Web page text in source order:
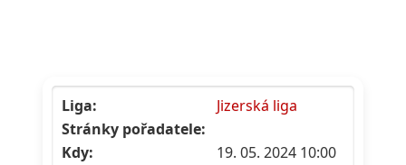
Liga:
Jizerská liga
Stránky pořadatele:
Kdy:
19. 05. 2024 10:00